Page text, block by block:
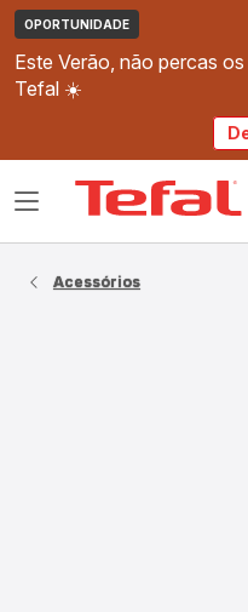
OPORTUNIDADE
Este Verão, não percas
Tefal ☀️
Abrir
Acessórios